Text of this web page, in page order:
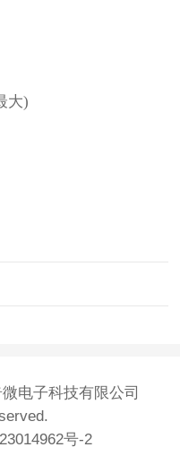
大)
电子科技有限公司
号-2